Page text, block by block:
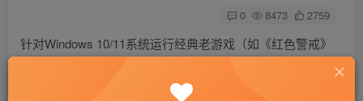
0 8473 2759
针对Windows 10/11系统运行经典老游戏（如《红色警戒》
等问题，
7.1汉化版提供了一键式解决方案。本补丁通过重